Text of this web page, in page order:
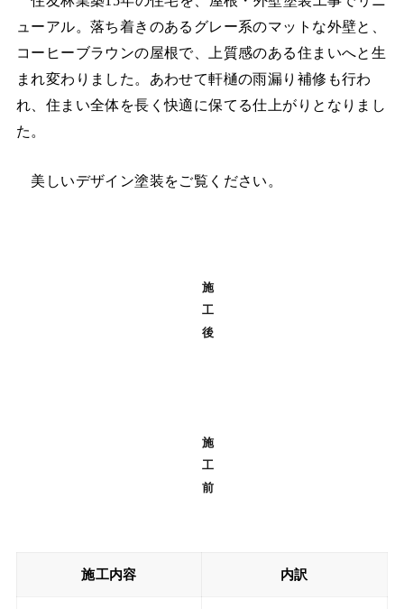
ューアル。落ち着きのあるグレー系のマットな外壁と、
コーヒーブラウンの屋根で、上質感のある住まいへと生
まれ変わりました。あわせて軒樋の雨漏り補修も行わ
れ、住まい全体を長く快適に保てる仕上がりとなりまし
た。
美しいデザイン塗装をご覧ください。
施
工
後
施
工
前
施工内容 内訳